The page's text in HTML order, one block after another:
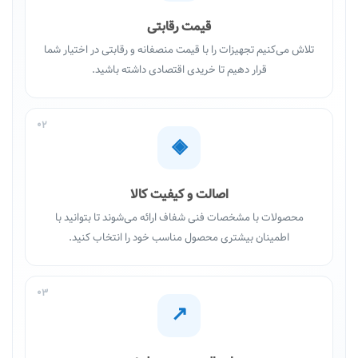
قیمت رقابتی
تلاش می‌کنیم تجهیزات را با قیمت منصفانه و رقابتی در اختیار شما
قرار دهیم تا خریدی اقتصادی داشته باشید.
02
◈
اصالت و کیفیت کالا
محصولات با مشخصات فنی شفاف ارائه می‌شوند تا بتوانید با
اطمینان بیشتری محصول مناسب خود را انتخاب کنید.
03
↗